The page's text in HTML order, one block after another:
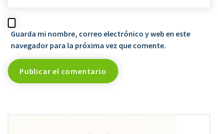
Guarda mi nombre, correo electrónico y web en este
navegador para la próxima vez que comente.